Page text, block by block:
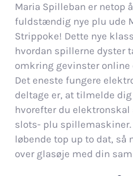
Maria Spilleban er netop
fuldstændig nye plu ude
Strippoke! Dette nye
hvordan spillerne dyster
omkring gevinster online
Det eneste fungere
deltage er, at tilmelde
hvorefter du
slots- plu
løbende top up to dat, så
over glasøje med din